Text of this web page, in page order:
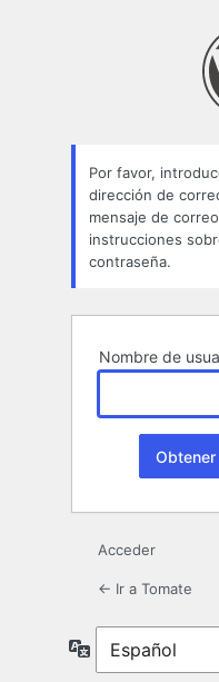
Por favor,
dirección de
mensaje de
instrucciones
contraseña.
Nombre de
Acceder
← Ir a Tomate
Idioma